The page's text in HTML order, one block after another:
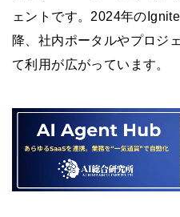
ェントです。2024年の
降、社内ポータルやプロジ
て利用が広がっています。